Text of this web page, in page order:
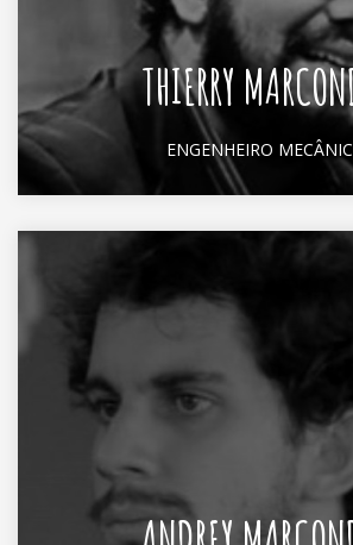
THIERRY
ENGENHEIRO